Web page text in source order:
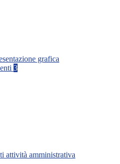
grafica
3
attività amministrativa